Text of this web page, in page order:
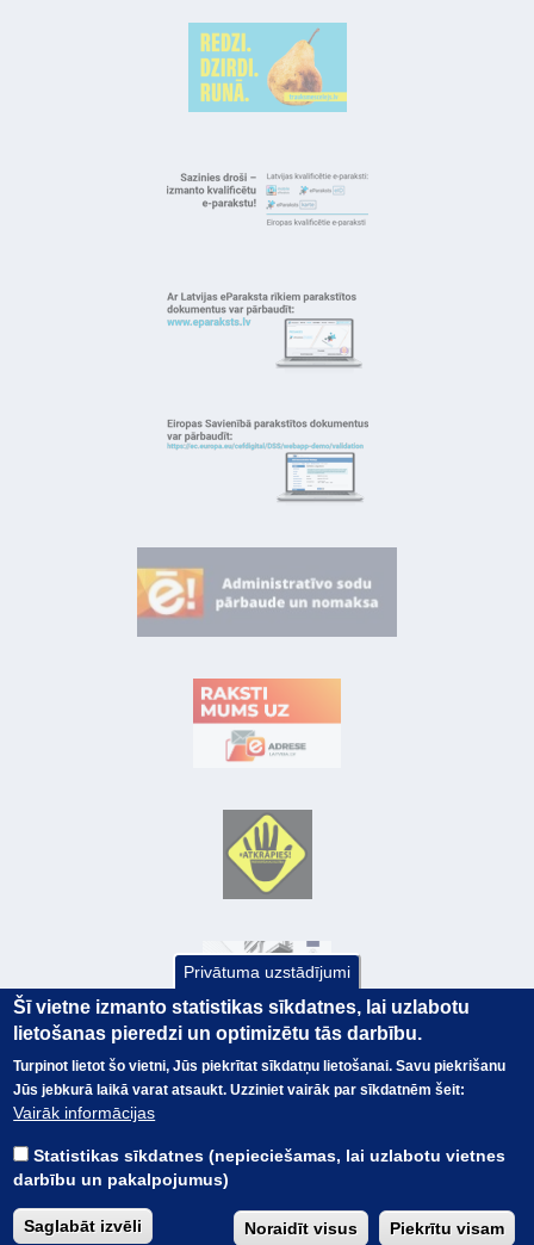
© Valsts kase 2017
Visas tiesības
EK GRĀMATVEDĪBAS KURSS
TERMINI
BUJ
PIEKĻŪSTAMĪBAS PAZIŅOJUMS
Privātuma uzstādījumi
Šī vietne izmanto statistikas sīkdatnes, lai uzlabotu
lietošanas pieredzi un optimizētu tās darbību.
Turpinot lietot šo vietni, Jūs piekrītat sīkdatņu lietošanai. Savu piekrišanu
Jūs jebkurā laikā varat atsaukt. Uzziniet vairāk par sīkdatnēm šeit:
Vairāk informācijas
Statistikas sīkdatnes (nepieciešamas, lai uzlabotu vietnes
darbību un pakalpojumus)
Saglabāt izvēli Noraidīt visus Piekrītu visam